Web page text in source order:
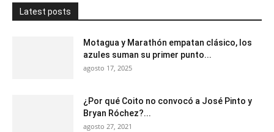
Latest posts
Motagua y Marathón empatan clásico, los
azules suman su primer punto...
agosto 17, 2025
¿Por qué Coito no convocó a José Pinto y
Bryan Róchez?...
agosto 27, 2021